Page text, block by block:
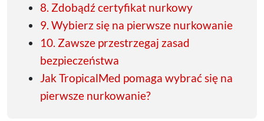
8. Zdobądź certyfikat nurkowy
9. Wybierz się na pierwsze nurkowanie
10. Zawsze przestrzegaj zasad
bezpieczeństwa
Jak TropicalMed pomaga wybrać się na
pierwsze nurkowanie?